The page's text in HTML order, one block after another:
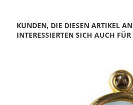
KUNDEN, DIE DIESEN ARTIKEL
INTERESSIERTEN SICH AUCH